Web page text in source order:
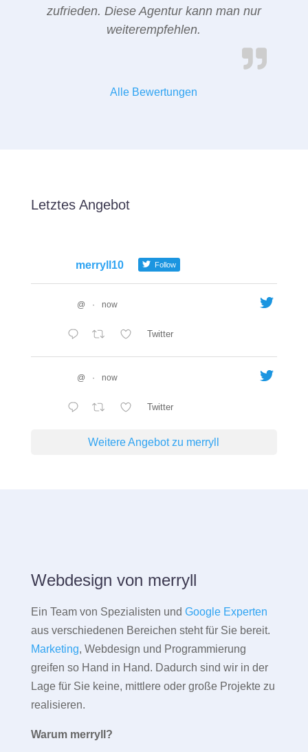
zufrieden. Diese Agentur kann man nur
weiterempfehlen.
Alle Bewertungen
Letztes Angebot
merryll10 Follow
@ · now
Twitter
@ · now
Twitter
Weitere Angebot zu merryll
Webdesign von merryll
Ein Team von Spezialisten und Google Experten
aus verschiedenen Bereichen steht für Sie bereit.
Marketing, Webdesign und Programmierung
greifen so Hand in Hand. Dadurch sind wir in der
Lage für Sie keine, mittlere oder große Projekte zu
realisieren.
Warum merryll?